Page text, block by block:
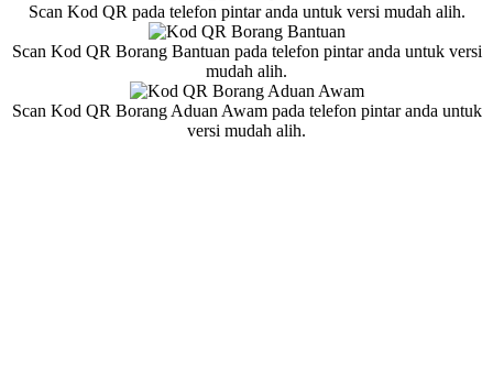
Scan Kod QR pada telefon pintar anda untuk versi mudah alih.
Scan Kod QR Borang Bantuan pada telefon pintar anda untuk versi
mudah alih.
Scan Kod QR Borang Aduan Awam pada telefon pintar anda untuk
versi mudah alih.